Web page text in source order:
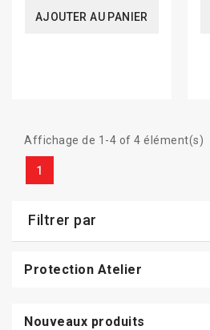
AJOUTER AU PANIER
Affichage de 1-4 of 4 élément(s)
1
Filtrer par
Protection Atelier
Nouveaux produits